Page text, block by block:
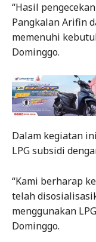
“Hasil
Pangkalan Arifin
memenuhi
Dominggo.
Dalam kegiatan
LPG subsidi
“Kami berharap
telah
menggunakan
Dominggo.